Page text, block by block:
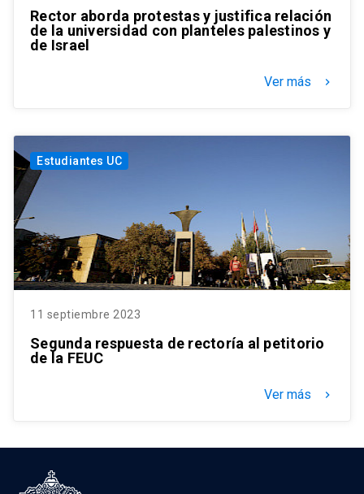
Rector aborda protestas y justifica relación
de la universidad con planteles palestinos y
de Israel
Ver más keyboard_arrow_right
Estudiantes UC
11 septiembre 2023
Segunda respuesta de rectoría al petitorio
de la FEUC
Ver más keyboard_arrow_right